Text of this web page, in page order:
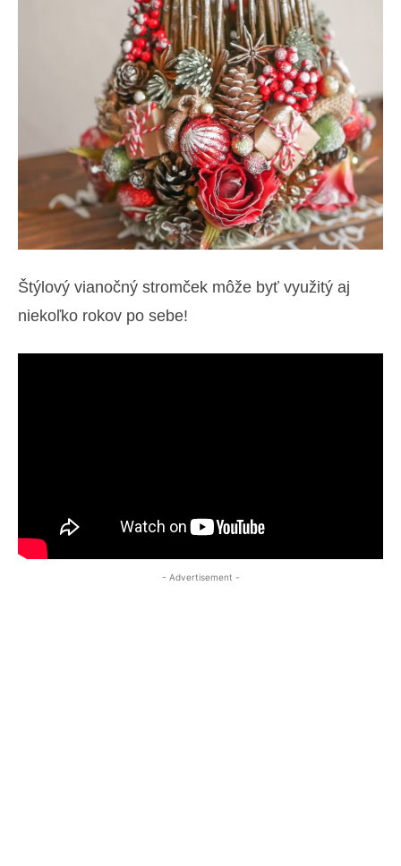
Štýlový vianočný stromček môže byť využitý aj
niekoľko rokov po sebe!
- Advertisement -